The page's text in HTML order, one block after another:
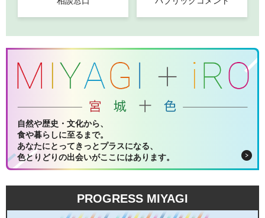
自然や歴史・文化から、
食や暮らしに至るまで。
あなたにとってきっとプラスになる、
色とりどりの出会いがここにはあります。
PROGRESS MIYAGI